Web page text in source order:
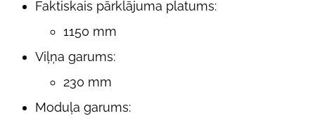
Faktiskais pārklājuma platums:
1150 mm
Viļņa garums:
230 mm
Moduļa garums: